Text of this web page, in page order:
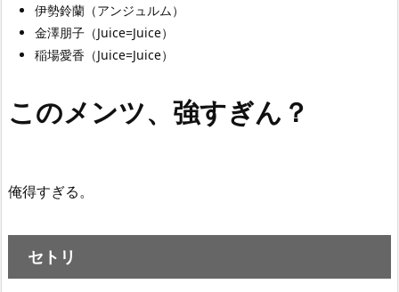
伊勢鈴蘭（アンジュルム）
金澤朋子（Juice=Juice）
稲場愛香（Juice=Juice）
このメンツ、強すぎん？
俺得すぎる。
セトリ